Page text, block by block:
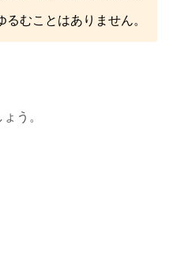
むことはありません。
う。